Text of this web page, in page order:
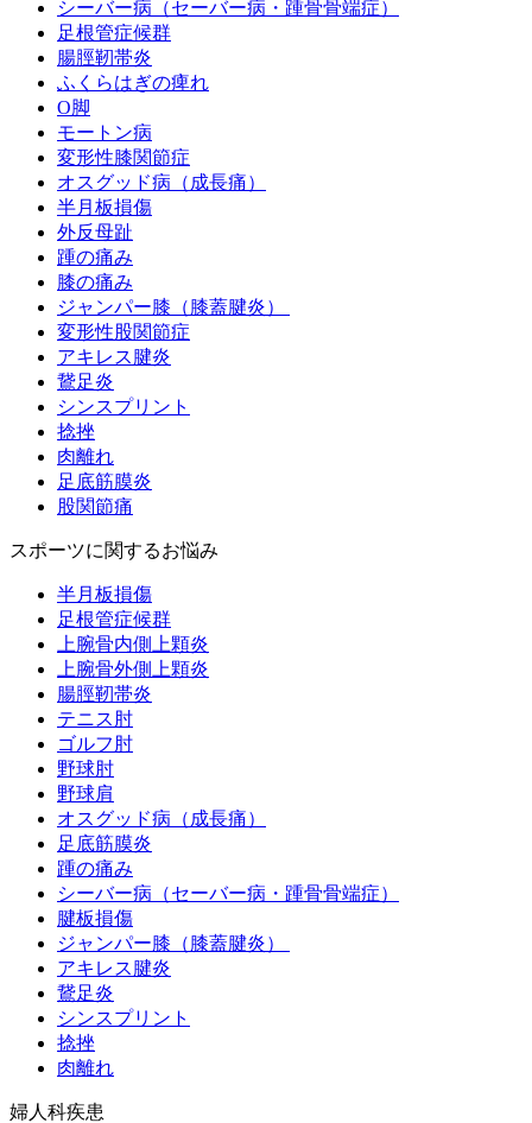
シーバー病（セーバー病・踵骨骨端症）
足根管症候群
腸脛靭帯炎
ふくらはぎの痺れ
O脚
モートン病
変形性膝関節症
オスグッド病（成長痛）
半月板損傷
外反母趾
踵の痛み
膝の痛み
ジャンパー膝（膝蓋腱炎）
変形性股関節症
アキレス腱炎
鵞足炎
シンスプリント
捻挫
肉離れ
足底筋膜炎
股関節痛
スポーツに関するお悩み
半月板損傷
足根管症候群
上腕骨内側上顆炎
上腕骨外側上顆炎
腸脛靭帯炎
テニス肘
ゴルフ肘
野球肘
野球肩
オスグッド病（成長痛）
足底筋膜炎
踵の痛み
シーバー病（セーバー病・踵骨骨端症）
腱板損傷
ジャンパー膝（膝蓋腱炎）
アキレス腱炎
鵞足炎
シンスプリント
捻挫
肉離れ
婦人科疾患